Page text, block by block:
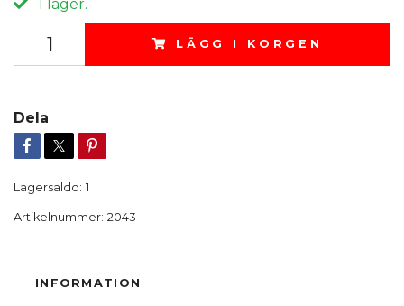
I lager.
LÄGG I KORGEN
Dela
Lagersaldo: 1
Artikelnummer: 2043
INFORMATION